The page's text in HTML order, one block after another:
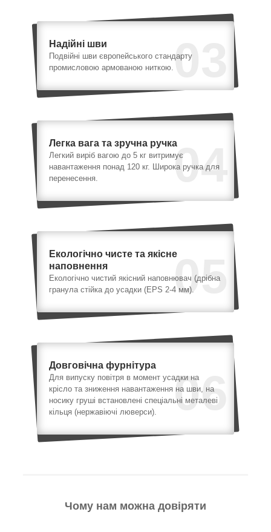
03
Надійні шви
Подвійні шви європейського стандарту
промисловою армованою ниткою.
04
Легка вага та зручна ручка
Легкий виріб вагою до 5 кг витримує
навантаження понад 120 кг. Широка ручка для
перенесення.
05
Екологічно чисте та якісне
наповнення
Екологічно чистий якісний наповнювач (дрібна
гранула стійка до усадки (EPS 2-4 мм).
06
Довговічна фурнітура
Для випуску повітря в момент усадки на
крісло та зниження навантаження на шви, на
носику груші встановлені спеціальні металеві
кільця (нержавіючі люверси).
Чому нам можна довіряти